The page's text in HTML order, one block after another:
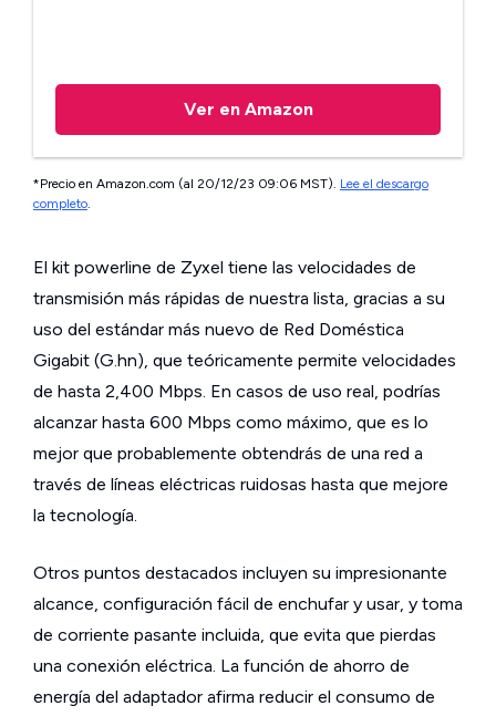
Ver en Amazon
*Precio en Amazon.com (al 20/12/23 09:06 MST). Lee el descargo
completo.
El kit powerline de Zyxel tiene las velocidades de
transmisión más rápidas de nuestra lista, gracias a su
uso del estándar más nuevo de Red Doméstica
Gigabit (G.hn), que teóricamente permite velocidades
de hasta 2,400 Mbps. En casos de uso real, podrías
alcanzar hasta 600 Mbps como máximo, que es lo
mejor que probablemente obtendrás de una red a
través de líneas eléctricas ruidosas hasta que mejore
la tecnología.
Otros puntos destacados incluyen su impresionante
alcance, configuración fácil de enchufar y usar, y toma
de corriente pasante incluida, que evita que pierdas
una conexión eléctrica. La función de ahorro de
energía del adaptador afirma reducir el consumo de